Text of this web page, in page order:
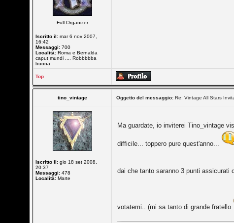
Full Organizer
Iscritto il: mar 6 nov 2007,
16:42
Messaggi: 700
Località: Roma e Bernalda
caput mundi .... Robbbbba
buona
Top
tino_vintage Oggetto del messaggio: Re: Vintage All Stars
Iscritto il: gio 18 set 2008,
20:37
Messaggi: 478
Località: Marte
Ma guardate, io inviterei Tino_vintage
difficile... toppero pure quest'anno...
dai che tanto saranno 3 punti assicurati
votatemi.. (mi sa tanto di grande fratello